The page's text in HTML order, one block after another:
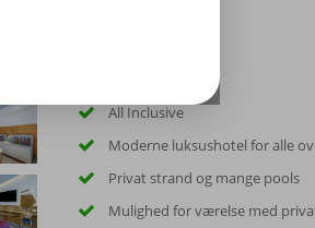
All Inclusive
Moderne luksushotel for alle
Privat strand og mange pools
Mulighed for værelse med